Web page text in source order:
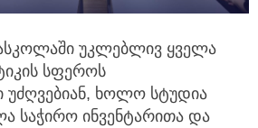
უკლებლივ ყველა
სფეროს
ხოლო სტუდია
საჭირო ინვენტარითა და